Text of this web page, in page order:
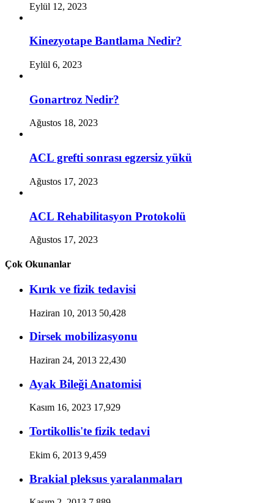
Eylül 12, 2023
Kinezyotape Bantlama Nedir?
Eylül 6, 2023
Gonartroz Nedir?
Ağustos 18, 2023
ACL grefti sonrası egzersiz yükü
Ağustos 17, 2023
ACL Rehabilitasyon Protokolü
Ağustos 17, 2023
Çok Okunanlar
Kırık ve fizik tedavisi
Haziran 10, 2013 50,428
Dirsek mobilizasyonu
Haziran 24, 2013 22,430
Ayak Bileği Anatomisi
Kasım 16, 2023 17,929
Tortikollis'te fizik tedavi
Ekim 6, 2013 9,459
Brakial pleksus yaralanmaları